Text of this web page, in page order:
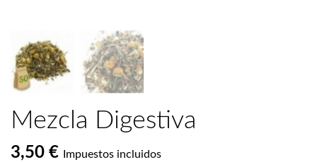
Mezcla Digestiva
3,50 € Impuestos incluidos